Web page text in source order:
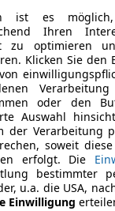
ist es möglich,
Ihren
zu optimieren
Klicken Sie
oder den
Auswahl
der Verarbeitung
soweit
erfolgt. Die
bestimmter
u.a. die USA,
Einwilligung